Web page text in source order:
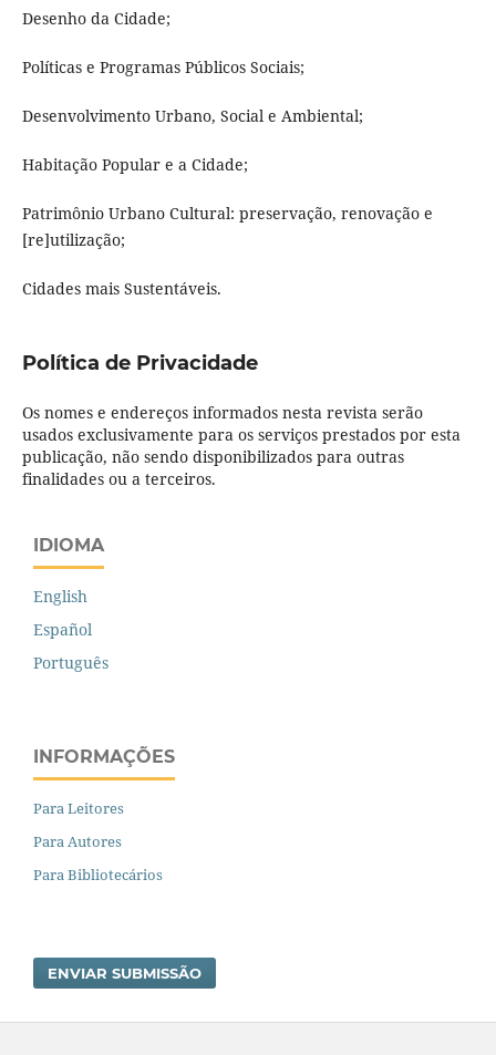
Desenho da Cidade;
Políticas e Programas Públicos Sociais;
Desenvolvimento Urbano, Social e Ambiental;
Habitação Popular e a Cidade;
Patrimônio Urbano Cultural: preservação, renovação e
[re]utilização;
Cidades mais Sustentáveis.
Política de Privacidade
Os nomes e endereços informados nesta revista serão
usados exclusivamente para os serviços prestados por esta
publicação, não sendo disponibilizados para outras
finalidades ou a terceiros.
IDIOMA
English
Español
Português
INFORMAÇÕES
Para Leitores
Para Autores
Para Bibliotecários
ENVIAR SUBMISSÃO